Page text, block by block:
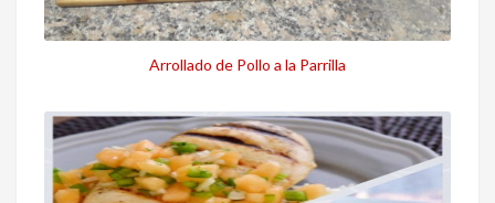
Arrollado de Pollo a la Parrilla